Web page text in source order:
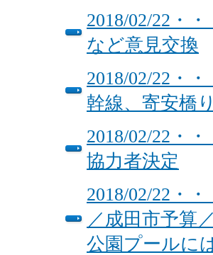
2018/02/22・
など意見交換
2018/02/22・
幹線、寄安橋
2018/02/22・
協力者決定
2018/02/22・
／成田市予算
公園プールに